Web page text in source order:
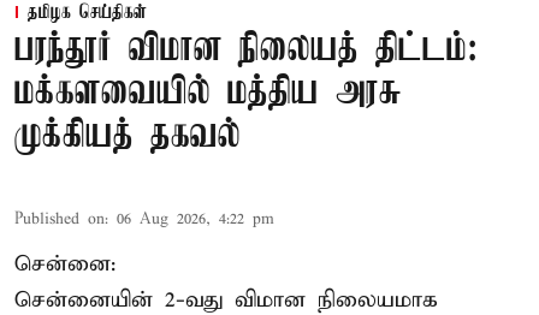
தமிழக செய்திகள்
பரந்தூர் விமான நிலையத் திட்டம்:
மக்களவையில் மத்திய அரசு
முக்கியத் தகவல்
Published on: 06 Aug 2026, 4:22 pm
சென்னை:
சென்னையின் 2-வது விமான நிலையமாக